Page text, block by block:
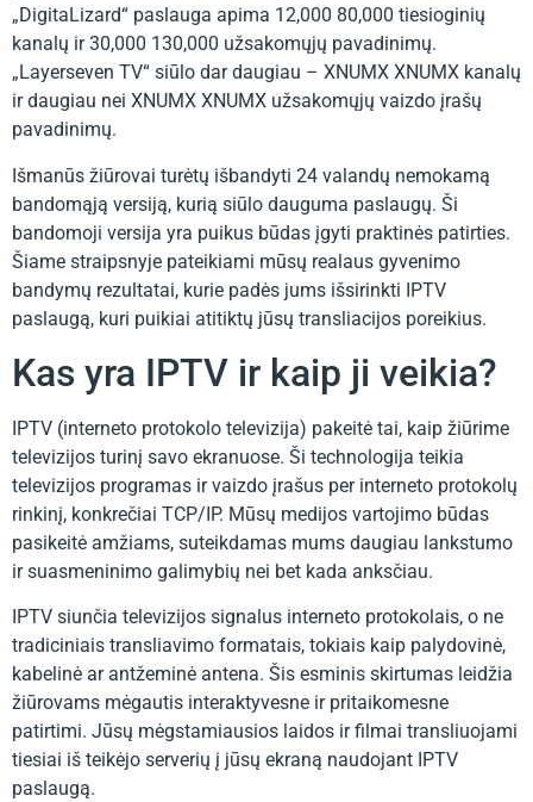
„DigitaLizard“ paslauga apima 12,000 80,000 tiesioginių
kanalų ir 30,000 130,000 užsakomųjų pavadinimų.
„Layerseven TV“ siūlo dar daugiau – XNUMX XNUMX kanalų
ir daugiau nei XNUMX XNUMX užsakomųjų vaizdo įrašų
pavadinimų.
Išmanūs žiūrovai turėtų išbandyti 24 valandų nemokamą
bandomąją versiją, kurią siūlo dauguma paslaugų. Ši
bandomoji versija yra puikus būdas įgyti praktinės patirties.
Šiame straipsnyje pateikiami mūsų realaus gyvenimo
bandymų rezultatai, kurie padės jums išsirinkti IPTV
paslaugą, kuri puikiai atitiktų jūsų transliacijos poreikius.
Kas yra IPTV ir kaip ji veikia?
IPTV (interneto protokolo televizija) pakeitė tai, kaip žiūrime
televizijos turinį savo ekranuose. Ši technologija teikia
televizijos programas ir vaizdo įrašus per interneto protokolų
rinkinį, konkrečiai TCP/IP. Mūsų medijos vartojimo būdas
pasikeitė amžiams, suteikdamas mums daugiau lankstumo
ir suasmeninimo galimybių nei bet kada anksčiau.
IPTV siunčia televizijos signalus interneto protokolais, o ne
tradiciniais transliavimo formatais, tokiais kaip palydovinė,
kabelinė ar antžeminė antena. Šis esminis skirtumas leidžia
žiūrovams mėgautis interaktyvesne ir pritaikomesne
patirtimi. Jūsų mėgstamiausios laidos ir filmai transliuojami
tiesiai iš teikėjo serverių į jūsų ekraną naudojant IPTV
paslaugą.